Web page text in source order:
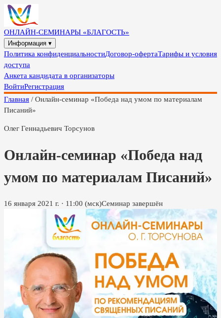
ОНЛАЙН-СЕМИНАРЫ «БЛАГОСТЬ»
Информация ▾
Политика конфиденциальностиДоговор-офертаТарифы и условия
доступа
Анкета кандидата в организаторы
ВойтиРегистрация
Главная / Онлайн-семинар «Победа над умом по материалам
Писаний»
Олег Геннадьевич Торсунов
Онлайн-семинар «Победа над
умом по материалам Писаний»
16 января 2021 г. · 11:00 (мск)Семинар завершён